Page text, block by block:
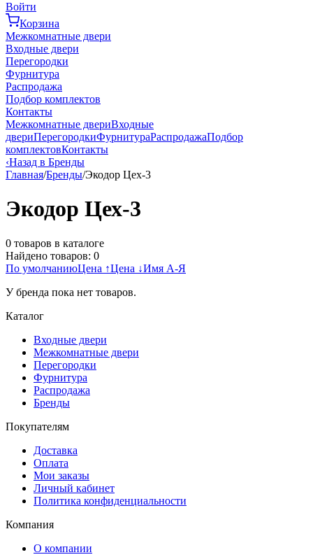
Войти
Корзина
Межкомнатные двери
Входные двери
Перегородки
Фурнитура
Распродажа
Подбор комплектов
Контакты
Межкомнатные двериВходные
двериПерегородкиФурнитураРаспродажаПодбор
комплектовКонтакты
‹Назад в Бренды
Главная/Бренды/Экодор Цех-3
Экодор Цех-3
0 товаров в каталоге
Найдено товаров: 0
По умолчаниюЦена ↑Цена ↓Имя А-Я
У бренда пока нет товаров.
Каталог
Входные двери
Межкомнатные двери
Перегородки
Фурнитура
Распродажа
Бренды
Покупателям
Доставка
Оплата
Мои заказы
Личный кабинет
Политика конфиденциальности
Компания
О компании